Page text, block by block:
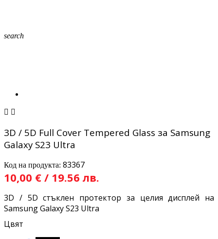
search
 
3D / 5D Full Cover Tempered Glass за Samsung
Galaxy S23 Ultra
Код на продукта: 83367
10,00 € / 19.56 лв.
3D / 5D стъклен протектор за целия дисплей на
Samsung Galaxy S23 Ultra
Цвят